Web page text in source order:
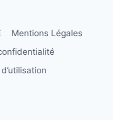
Mentions Légales